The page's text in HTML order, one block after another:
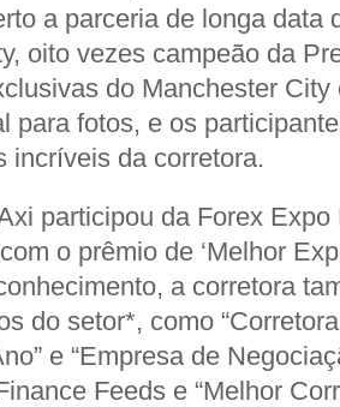
a parceria de longa data
oito vezes campeão da
do Manchester
para fotos, e os
incríveis da corretora.
participou da Forex
o prêmio de ‘Melhor
a corretora
do setor*, como
e “Empresa de
Feeds e “Melhor